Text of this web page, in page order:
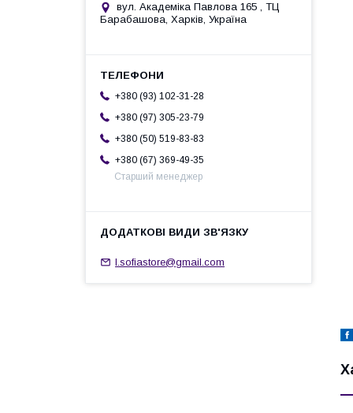
вул. Академіка Павлова 165 , ТЦ
Барабашова, Харків, Україна
+380 (93) 102-31-28
+380 (97) 305-23-79
+380 (50) 519-83-83
+380 (67) 369-49-35
Старший менеджер
l.sofiastore@gmail.com